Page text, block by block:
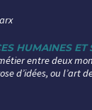
HUMAINES ET
entre deux
d’idées, ou l’art